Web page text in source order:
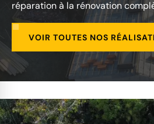
réparation à la rénovation
VOIR TOUTES NOS